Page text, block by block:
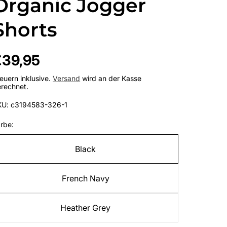
Jogger
inklusive.Versand wird an der Kasse
c3194583-326-1
Black
French Navy
Heather Grey